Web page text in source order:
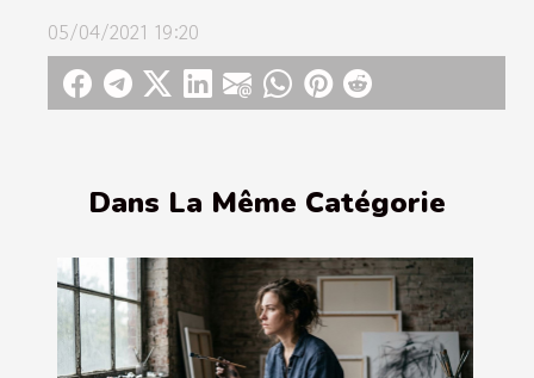
Dans La Même Catégorie
05/04/2021 19:20